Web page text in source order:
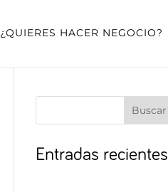
¿QUIERES HACER NEGOCIO?
Buscar
Entradas recientes